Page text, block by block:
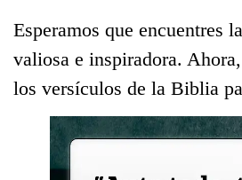
Esperamos que encuentres
valiosa e inspiradora.
los versículos de la Biblia